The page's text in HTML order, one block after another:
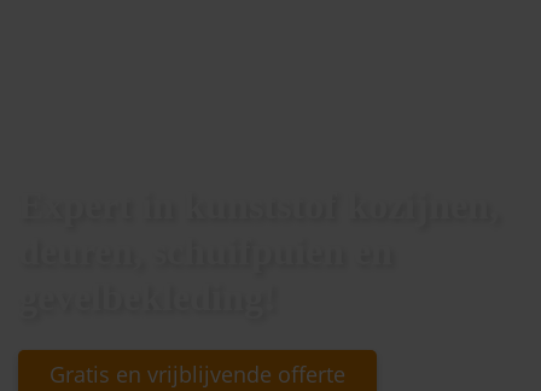
Gratis en vrijblijvende offerte